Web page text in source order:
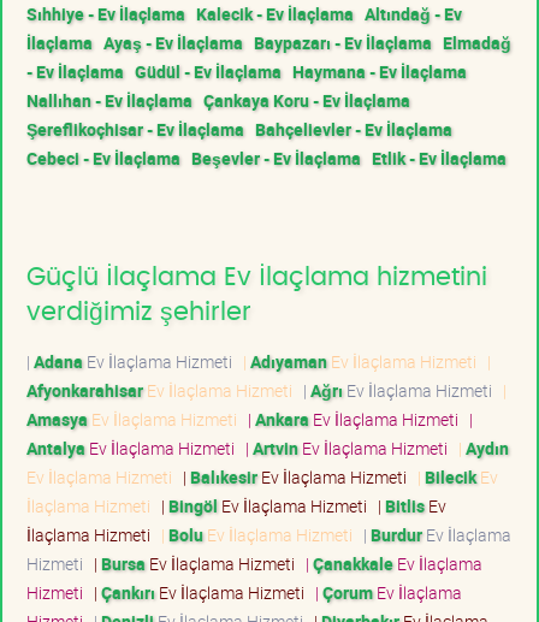
Sıhhiye - Ev İlaçlama Kalecik - Ev İlaçlama Altındağ - Ev
İlaçlama Ayaş - Ev İlaçlama Baypazarı - Ev İlaçlama Elmadağ
- Ev İlaçlama Güdül - Ev İlaçlama Haymana - Ev İlaçlama
Nallıhan - Ev İlaçlama Çankaya Koru - Ev İlaçlama
Şereflikoçhisar - Ev İlaçlama Bahçelievler - Ev İlaçlama
Cebeci - Ev İlaçlama Beşevler - Ev İlaçlama Etlik - Ev İlaçlama
Güçlü İlaçlama Ev İlaçlama hizmetini
verdiğimiz şehirler
| Adana Ev İlaçlama Hizmeti | AdıyamanEv İlaçlama Hizmeti |
AfyonkarahisarEv İlaçlama Hizmeti | Ağrı Ev İlaçlama Hizmeti |
Amasya Ev İlaçlama Hizmeti | Ankara Ev İlaçlama Hizmeti |
Antalya Ev İlaçlama Hizmeti | ArtvinEv İlaçlama Hizmeti | Aydın
Ev İlaçlama Hizmeti | BalıkesirEv İlaçlama Hizmeti | BilecikEv
İlaçlama Hizmeti | Bingöl Ev İlaçlama Hizmeti | BitlisEv
İlaçlama Hizmeti | BoluEv İlaçlama Hizmeti | BurdurEv İlaçlama
Hizmeti | Bursa Ev İlaçlama Hizmeti | ÇanakkaleEv İlaçlama
Hizmeti | Çankırı Ev İlaçlama Hizmeti | ÇorumEv İlaçlama